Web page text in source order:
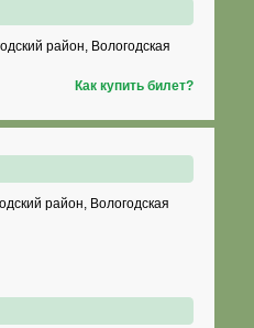
район, Вологодская
Как купить билет?
район, Вологодская